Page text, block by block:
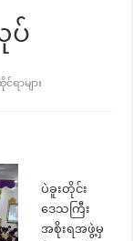
ပ်
ာများ
ပဲခူးတိုင်း
ဒေသကြီး
အစိုးရအဖွဲ့မှ